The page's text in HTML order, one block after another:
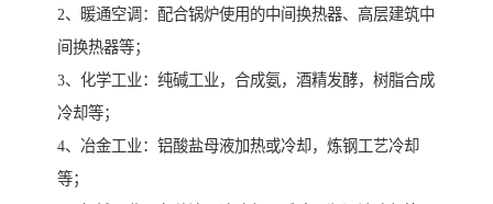
2、暖通空调：配合锅炉使用的中间换热器、高层建筑中
间换热器等；
3、化学工业：纯碱工业，合成氨，酒精发酵，树脂合成
冷却等；
4、冶金工业：铝酸盐母液加热或冷却，炼钢工艺冷却
等；